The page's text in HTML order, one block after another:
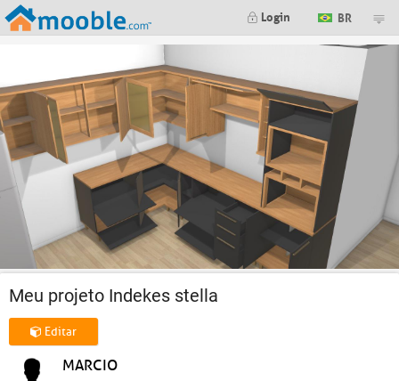
Login BR
Meu projeto Indekes stella
Editar
MARCIO